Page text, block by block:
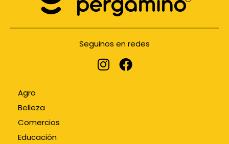
Seguinos en redes
Agro
Belleza
Comercios
Educación